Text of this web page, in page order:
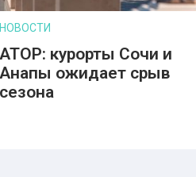
НОВОСТИ
АТОР: курорты Сочи и
Анапы ожидает срыв
сезона